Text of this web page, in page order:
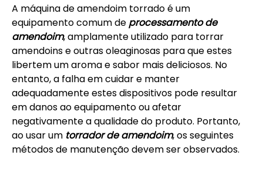
A máquina de amendoim torrado é um
equipamento comum de processamento de
amendoim, amplamente utilizado para torrar
amendoins e outras oleaginosas para que estes
libertem um aroma e sabor mais deliciosos. No
entanto, a falha em cuidar e manter
adequadamente estes dispositivos pode resultar
em danos ao equipamento ou afetar
negativamente a qualidade do produto. Portanto,
ao usar um torrador de amendoim, os seguintes
métodos de manutenção devem ser observados.